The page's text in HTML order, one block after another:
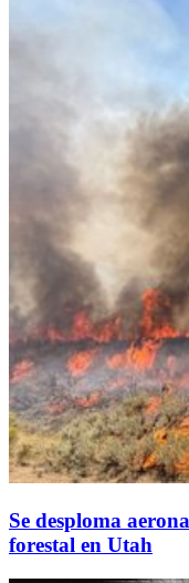
Se desploma
forestal en Utah